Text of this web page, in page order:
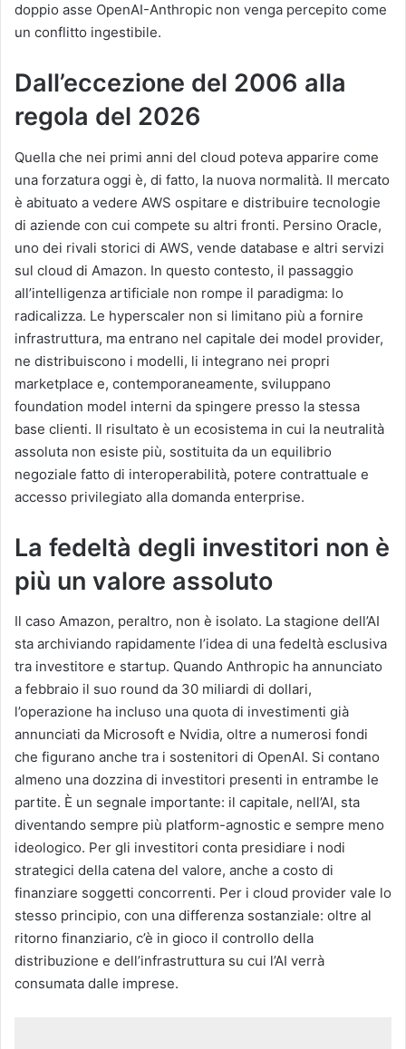
doppio asse OpenAI-Anthropic non venga percepito come
un conflitto ingestibile.
Dall’eccezione del 2006 alla
regola del 2026
Quella che nei primi anni del cloud poteva apparire come
una forzatura oggi è, di fatto, la nuova normalità. Il mercato
è abituato a vedere AWS ospitare e distribuire tecnologie
di aziende con cui compete su altri fronti. Persino Oracle,
uno dei rivali storici di AWS, vende database e altri servizi
sul cloud di Amazon. In questo contesto, il passaggio
all’intelligenza artificiale non rompe il paradigma: lo
radicalizza. Le hyperscaler non si limitano più a fornire
infrastruttura, ma entrano nel capitale dei model provider,
ne distribuiscono i modelli, li integrano nei propri
marketplace e, contemporaneamente, sviluppano
foundation model interni da spingere presso la stessa
base clienti. Il risultato è un ecosistema in cui la neutralità
assoluta non esiste più, sostituita da un equilibrio
negoziale fatto di interoperabilità, potere contrattuale e
accesso privilegiato alla domanda enterprise.
La fedeltà degli investitori non è
più un valore assoluto
Il caso Amazon, peraltro, non è isolato. La stagione dell’AI
sta archiviando rapidamente l’idea di una fedeltà esclusiva
tra investitore e startup. Quando Anthropic ha annunciato
a febbraio il suo round da 30 miliardi di dollari,
l’operazione ha incluso una quota di investimenti già
annunciati da Microsoft e Nvidia, oltre a numerosi fondi
che figurano anche tra i sostenitori di OpenAI. Si contano
almeno una dozzina di investitori presenti in entrambe le
partite. È un segnale importante: il capitale, nell’AI, sta
diventando sempre più platform-agnostic e sempre meno
ideologico. Per gli investitori conta presidiare i nodi
strategici della catena del valore, anche a costo di
finanziare soggetti concorrenti. Per i cloud provider vale lo
stesso principio, con una differenza sostanziale: oltre al
ritorno finanziario, c’è in gioco il controllo della
distribuzione e dell’infrastruttura su cui l’AI verrà
consumata dalle imprese.